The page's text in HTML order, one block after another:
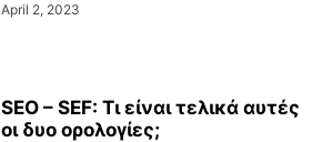
April 2, 2023
SEO – SEF: Τι είναι τελικά αυτές
οι δυο ορολογίες;